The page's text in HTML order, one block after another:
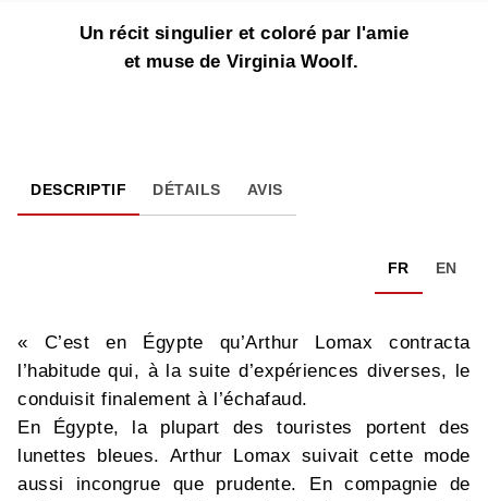
Un récit singulier et coloré par l'amie
et muse de Virginia Woolf.
DESCRIPTIF DÉTAILS AVIS
FR EN
« C’est en Égypte qu’Arthur Lomax contracta
l’habitude qui, à la suite d’expériences diverses, le
conduisit finalement à l’échafaud.
En Égypte, la plupart des touristes portent des
lunettes bleues. Arthur Lomax suivait cette mode
aussi incongrue que prudente. En compagnie de